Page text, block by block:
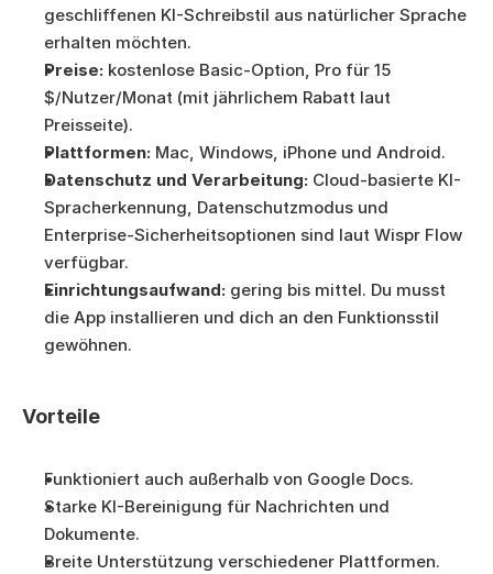
geschliffenen KI-Schreibstil aus natürlicher Sprache
erhalten möchten.
Preise: kostenlose Basic-Option, Pro für 15
$/Nutzer/Monat (mit jährlichem Rabatt laut
Preisseite).
Plattformen: Mac, Windows, iPhone und Android.
Datenschutz und Verarbeitung: Cloud-basierte KI-
Spracherkennung, Datenschutzmodus und
Enterprise-Sicherheitsoptionen sind laut Wispr Flow
verfügbar.
Einrichtungsaufwand: gering bis mittel. Du musst
die App installieren und dich an den Funktionsstil
gewöhnen.
Vorteile
Funktioniert auch außerhalb von Google Docs.
Starke KI-Bereinigung für Nachrichten und
Dokumente.
Breite Unterstützung verschiedener Plattformen.